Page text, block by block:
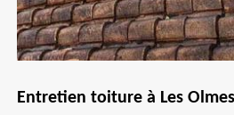
Entretien toiture à Les